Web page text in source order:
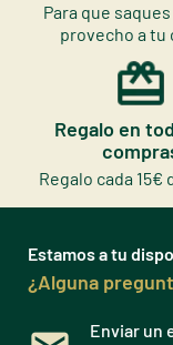
Para que
provecho a tu
Regalo en
Regalo cada 15€
Estamos a tu
¿Alguna
Enviar un